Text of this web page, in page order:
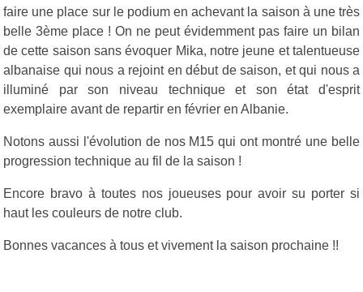
faire une place sur le podium en achevant la saison à une très
belle 3ème place ! On ne peut évidemment pas faire un bilan
de cette saison sans évoquer Mika, notre jeune et talentueuse
albanaise qui nous a rejoint en début de saison, et qui nous a
illuminé par son niveau technique et son état d'esprit
exemplaire avant de repartir en février en Albanie.
Notons aussi l'évolution de nos M15 qui ont montré une belle
progression technique au fil de la saison !
Encore bravo à toutes nos joueuses pour avoir su porter si
haut les couleurs de notre club.
Bonnes vacances à tous et vivement la saison prochaine !!